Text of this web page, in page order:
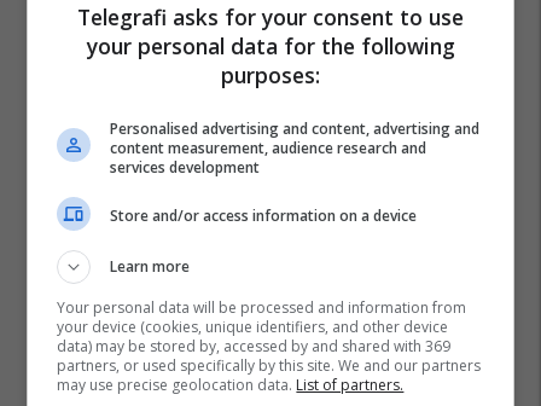
Telegrafi asks for your consent to use
your personal data for the following
purposes:
Personalised advertising and content, advertising and
content measurement, audience research and
services development
Store and/or access information on a device
Learn more
Your personal data will be processed and information from
your device (cookies, unique identifiers, and other device
data) may be stored by, accessed by and shared with 369
partners, or used specifically by this site. We and our partners
may use precise geolocation data. List of partners.